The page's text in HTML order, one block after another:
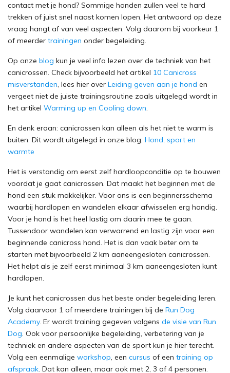
contact met je hond? Sommige honden zullen veel te hard
trekken of juist snel naast komen lopen. Het antwoord op deze
vraag hangt af van veel aspecten. Volg daarom bij voorkeur 1
of meerder trainingen onder begeleiding.
Op onze blog kun je veel info lezen over de techniek van het
canicrossen. Check bijvoorbeeld het artikel 10 Canicross
misverstanden, lees hier over Leiding geven aan je hond en
vergeet niet de juiste trainingsroutine zoals uitgelegd wordt in
het artikel Warming up en Cooling down.
En denk eraan: canicrossen kan alleen als het niet te warm is
buiten. Dit wordt uitgelegd in onze blog: Hond, sport en
warmte
Het is verstandig om eerst zelf hardloopconditie op te bouwen
voordat je gaat canicrossen. Dat maakt het beginnen met de
hond een stuk makkelijker. Voor ons is een beginnersschema
waarbij hardlopen en wandelen elkaar afwisselen erg handig.
Voor je hond is het heel lastig om daarin mee te gaan.
Tussendoor wandelen kan verwarrend en lastig zijn voor een
beginnende canicross hond. Het is dan vaak beter om te
starten met bijvoorbeeld 2 km aaneengesloten canicrossen.
Het helpt als je zelf eerst minimaal 3 km aaneengesloten kunt
hardlopen.
Je kunt het canicrossen dus het beste onder begeleiding leren.
Volg daarvoor 1 of meerdere trainingen bij de Run Dog
Academy. Er wordt training gegeven volgens de visie van Run
Dog. Ook voor persoonlijke begeleiding, verbetering van je
techniek en andere aspecten van de sport kun je hier terecht.
Volg een eenmalige workshop, een cursus of een training op
afspraak. Dat kan alleen, maar ook met 2, 3 of 4 personen.